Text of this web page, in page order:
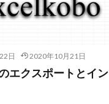
日 2020年10月21日
エクスポートとイン
#kirkby
山俊幸
#brunodesá
#ChayGPT